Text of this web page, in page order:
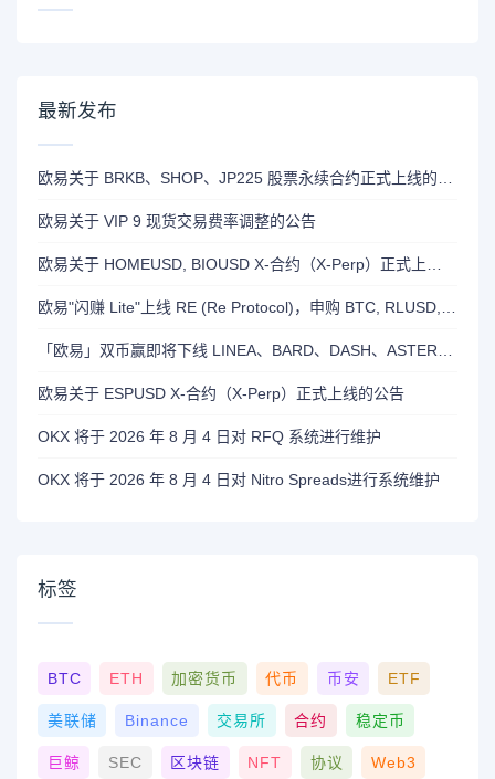
最新发布
欧易关于 VIP 9 现货交易费率调整的公告
欧易关于 ESPUSD X-合约（X-Perp）正式上线的公告
OKX 将于 2026 年 8 月 4 日对 RFQ 系统进行维护
OKX 将于 2026 年 8 月 4 日对 Nitro Spreads进行系统维护
标签
BTC ETH 加密货币 代币 币安 ETF
美联储 Binance 交易所 合约 稳定币
巨鲸 SEC 区块链 NFT 协议 Web3